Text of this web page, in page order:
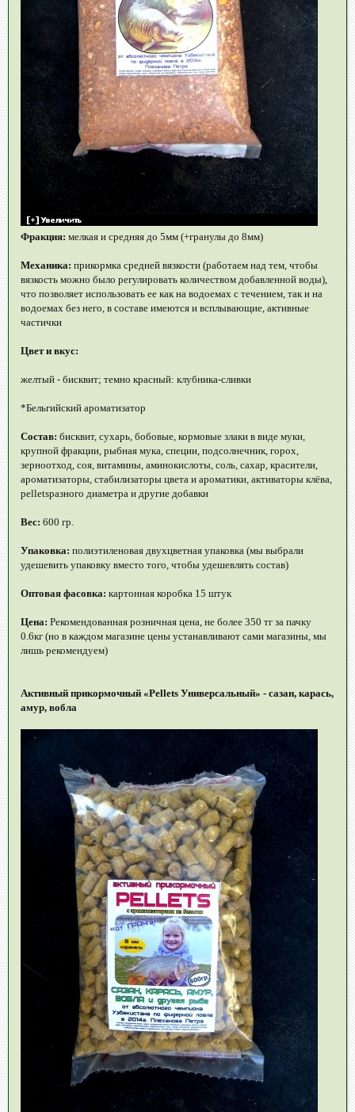
Фракция: мелкая и средняя до 5мм (+гранулы до 8мм)
Механика: прикормка средней вязкости (работаем над тем, чтобы
вязкость можно было регулировать количеством добавленной воды),
что позволяет использовать ее как на водоемах с течением, так и на
водоемах без него, в составе имеются и всплывающие, активные
частички
Цвет и вкус:
желтый - бисквит; темно красный: клубника-сливки
*Бельгийский ароматизатор
Состав: бисквит, сухарь, бобовые, кормовые злаки в виде муки,
крупной фракции, рыбная мука, специи, подсолнечник, горох,
зерноотход, соя, витамины, аминокислоты, соль, сахар, красители,
ароматизаторы, стабилизаторы цвета и ароматики, активаторы клёва,
pelletsразного диаметра и другие добавки
Вес: 600 гр.
Упаковка: полиэтиленовая двухцветная упаковка (мы выбрали
удешевить упаковку вместо того, чтобы удешевлять состав)
Оптовая фасовка: картонная коробка 15 штук
Цена: Рекомендованная розничная цена, не более 350 тг за пачку
0.6кг (но в каждом магазине цены устанавливают сами магазины, мы
лишь рекомендуем)
Активный прикормочный «Pellets Универсальный» - сазан, карась,
амур, вобла